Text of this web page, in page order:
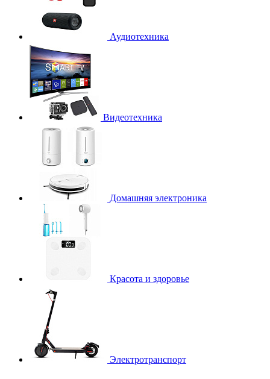
Аудиотехника
Видеотехника
Домашняя электроника
Красота и здоровье
Электротранспорт